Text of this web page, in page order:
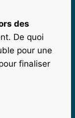
des
De quoi
pour une
finaliser